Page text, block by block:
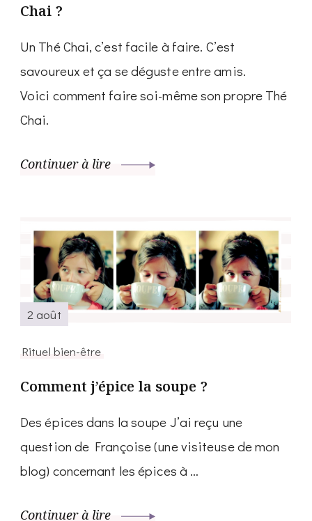
Chai ?
Un Thé Chai, c’est facile à faire. C’est
savoureux et ça se déguste entre amis.
Voici comment faire soi-même son propre Thé
Chai.
Continuer à lire
2 août
Rituel bien-être
Comment j’épice la soupe ?
Des épices dans la soupe J’ai reçu une
question de Françoise (une visiteuse de mon
blog) concernant les épices à …
Continuer à lire